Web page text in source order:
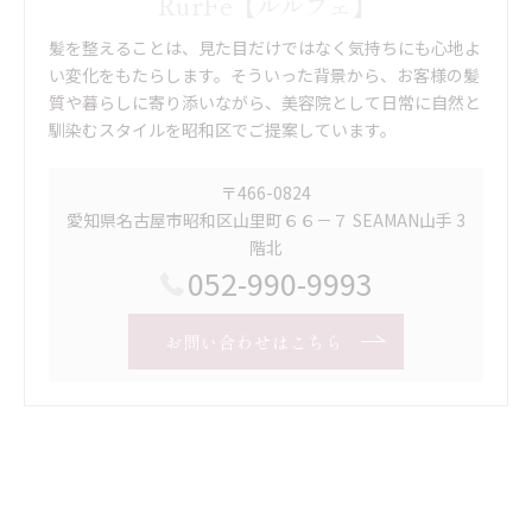
髪を整えることは、見た目だけではなく気持ちにも心地よ
い変化をもたらします。そういった背景から、お客様の髪
質や暮らしに寄り添いながら、美容院として日常に自然と
馴染むスタイルを昭和区でご提案しています。
〒466-0824
愛知県名古屋市昭和区山里町６６－７ SEAMAN山手 3
階北
052-990-9993
お問い合わせはこちら